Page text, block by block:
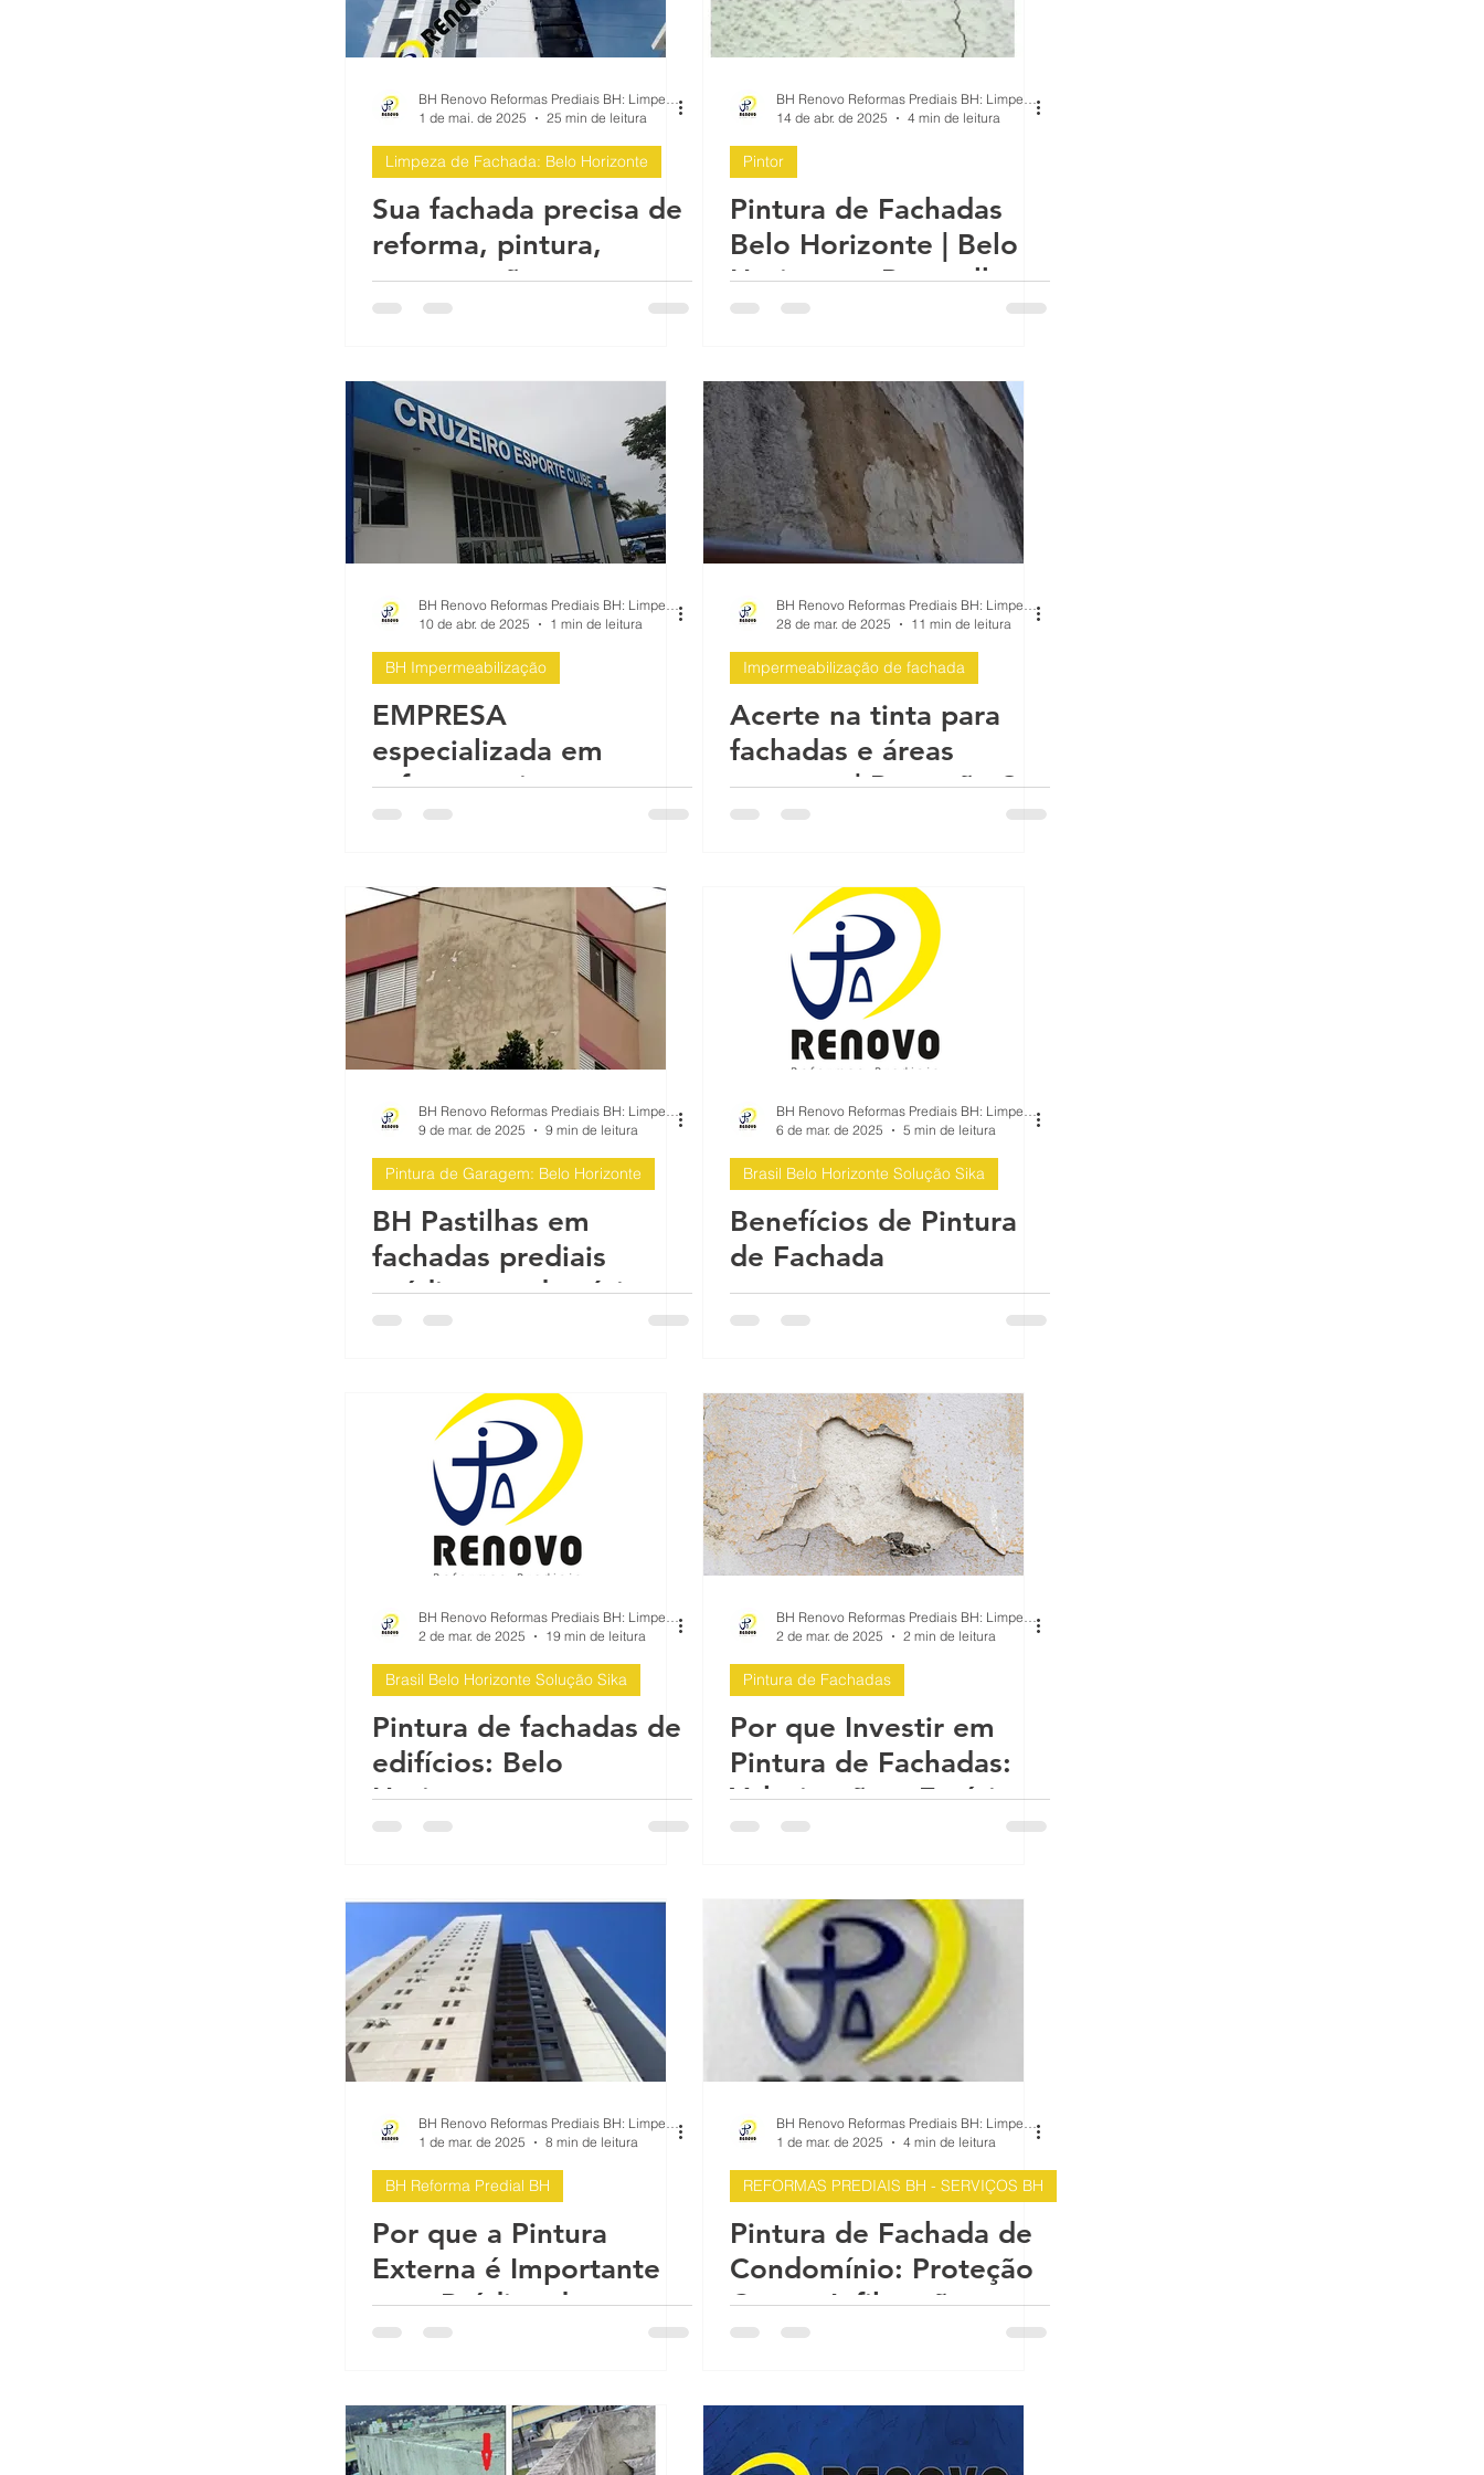
Betim
BH Renovo Reformas Prediais BH: Limpeza Manutenção Predial Fachada
1 de mai. de 2025
25 min de leitura
Limpeza de Fachada: Belo Horizonte
Sua fachada precisa de
reforma, pintura,
manutenção,
revitalização, limpeza,
restauração?: Belo
Horizonte
BH Renovo Reformas Prediais BH: Limpeza Manutenção Predial Fachada
14 de abr. de 2025
4 min de leitura
Pintor
Pintura de Fachadas
Belo Horizonte | Belo
Horizonte, Pampulha,
Nova Lima, Contagem,
Neves, Santa Luzia,
Lagoa Santa, Minas
Gerais, Brasil
BH Renovo Reformas Prediais BH: Limpeza Manutenção Predial Fachada
10 de abr. de 2025
1 min de leitura
BH Impermeabilização
EMPRESA
especializada em
reformas pintura
lavação
fachadas
BH Renovo Reformas Prediais BH: Limpeza Manutenção Predial Fachada
28 de mar. de 2025
11 min de leitura
Impermeabilização de fachada
Acerte na tinta para
fachadas e áreas
externas | Proteção Sol
& Chuva Pintura
Belo Horizonte,
Pampulha, Nova Lima,
Contagem, Betim,
Ribeirão das Neves,
Santa Luzia, Lagoa
Santa, MG
BH Renovo Reformas Prediais BH: Limpeza Manutenção Predial Fachada
9 de mar. de 2025
9 min de leitura
Pintura de Garagem: Belo Horizonte
BH Pastilhas em
fachadas prediais
prédios condomínios: é
melhor restaurar ou
Horizonte e Contagem
BH Renovo Reformas Prediais BH: Limpeza Manutenção Predial Fachada
6 de mar. de 2025
5 min de leitura
Brasil Belo Horizonte Solução Sika
Benefícios de Pintura
de Fachada
BH Renovo Reformas Prediais BH: Limpeza Manutenção Predial Fachada
2 de mar. de 2025
19 min de leitura
Brasil Belo Horizonte Solução Sika
Pintura de fachadas de
edifícios: Belo
Horizonte
BH Renovo Reformas Prediais BH: Limpeza Manutenção Predial Fachada
2 de mar. de 2025
2 min de leitura
Pintura de Fachadas
Por que Investir em
Pintura de Fachadas:
Valorização e Estética
do Imóvel,
BH Renovo Reformas Prediais BH: Limpeza Manutenção Predial Fachada
1 de mar. de 2025
8 min de leitura
BH Reforma Predial BH
Por que a Pintura
Externa é Importante
para Prédios de
Condomínios
BH Renovo Reformas Prediais BH: Limpeza Manutenção Predial Fachada
1 de mar. de 2025
4 min de leitura
REFORMAS PREDIAIS BH - SERVIÇOS BH
Pintura de Fachada de
Condomínio: Proteção
Contra Infiltrações e a
NBR 5674/2012